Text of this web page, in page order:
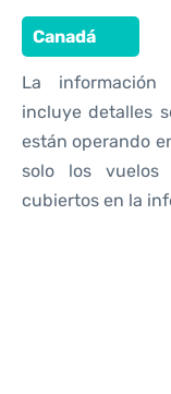
Canadá
La información
incluye detalles
están operando
solo los vuelos
cubiertos en la